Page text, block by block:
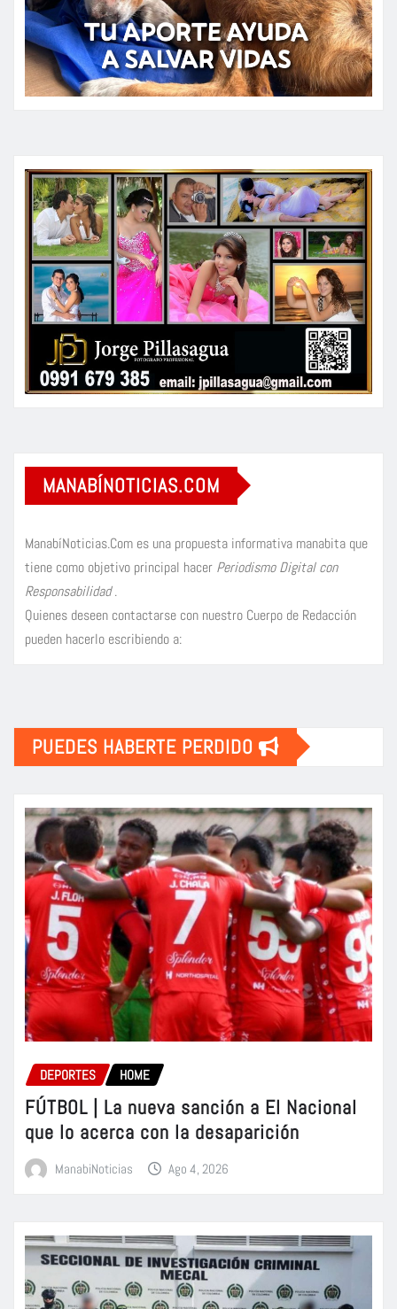
MANABÍNOTICIAS.COM
ManabíNoticias.Com es una propuesta informativa manabita que
tiene como objetivo principal hacer Periodismo Digital con
Responsabilidad.
Quienes deseen contactarse con nuestro Cuerpo de Redacción
pueden hacerlo escribiendo a:
PUEDES HABERTE PERDIDO
DEPORTES HOME
FÚTBOL | La nueva sanción a El Nacional
que lo acerca con la desaparición
ManabiNoticias Ago 4, 2026